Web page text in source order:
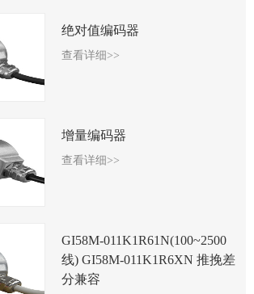
绝对值编码器
查看详细>>
增量编码器
查看详细>>
GI58M-011K1R61N(100~2500
线) GI58M-011K1R6XN 推挽差
分兼容